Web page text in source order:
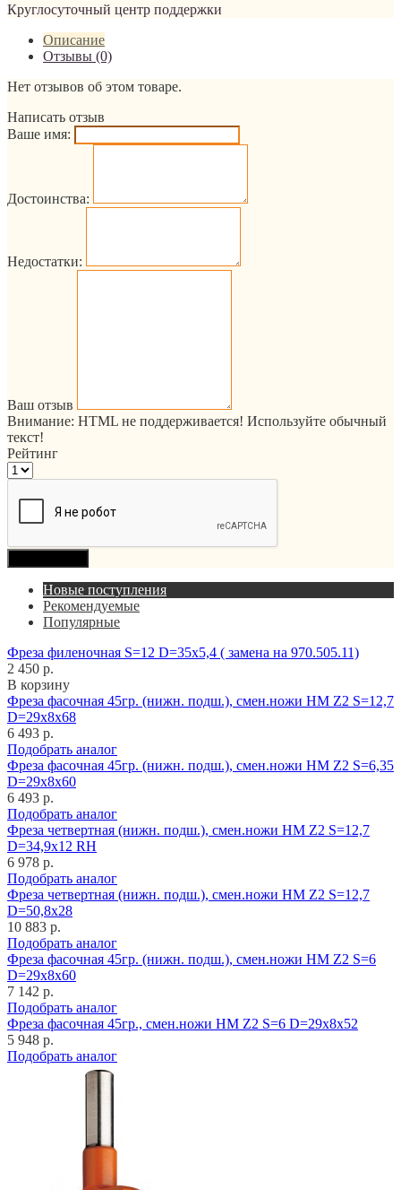
Круглосуточный центр поддержки
Описание
Отзывы (0)
Нет отзывов об этом товаре.
Написать отзыв
Ваше имя:
Достоинства:
Недостатки:
Ваш отзыв
Внимание: HTML не поддерживается! Используйте обычный
текст!
Рейтинг
Новые поступления
Рекомендуемые
Популярные
Фреза филеночная S=12 D=35x5,4 ( замена на 970.505.11)
2 450 р.
В корзину
Фреза фасочная 45гр. (нижн. подш.), смен.ножи HM Z2 S=12,7
D=29x8x68
6 493 р.
Подобрать аналог
Фреза фасочная 45гр. (нижн. подш.), смен.ножи HM Z2 S=6,35
D=29x8x60
6 493 р.
Подобрать аналог
Фреза четвертная (нижн. подш.), смен.ножи HM Z2 S=12,7
D=34,9x12 RH
6 978 р.
Подобрать аналог
Фреза четвертная (нижн. подш.), смен.ножи HM Z2 S=12,7
D=50,8x28
10 883 р.
Подобрать аналог
Фреза фасочная 45гр. (нижн. подш.), смен.ножи HM Z2 S=6
D=29x8x60
7 142 р.
Подобрать аналог
Фреза фасочная 45гр., смен.ножи HM Z2 S=6 D=29x8x52
5 948 р.
Подобрать аналог